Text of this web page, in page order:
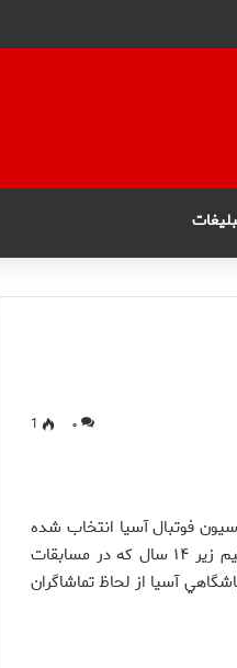
۰ 1
فوتبال آسيا انتخاب شده
اند،‌ تيم ملي فوتسال ايران كه به مقام نايب قهرماني مسابقات جام جهاني كوچك برزيل دست يافتند، تيم زير ۱۴ سال كه در مسابقات
آسيا از لحاظ تماشاگران